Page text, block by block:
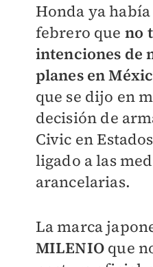
Honda ya
febrero que no
intenciones de
planes en
que se dijo en
decisión de
Civic en
ligado a las
arancelarias.
La marca
MILENIO que